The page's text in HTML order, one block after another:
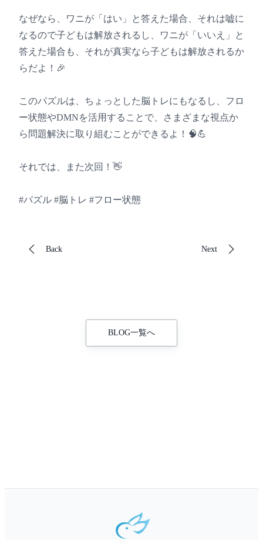
なぜなら、ワニが「はい」と答えた場合、それは嘘に
なるので子どもは解放されるし、ワニが「いいえ」と
答えた場合も、それが真実なら子どもは解放されるか
らだよ！🎉
このパズルは、ちょっとした脳トレにもなるし、フロ
ー状態やDMNを活用することで、さまざまな視点か
ら問題解決に取り組むことができるよ！🧠💪
それでは、また次回！👋
#パズル #脳トレ #フロー状態
Back Next
BLOG一覧へ